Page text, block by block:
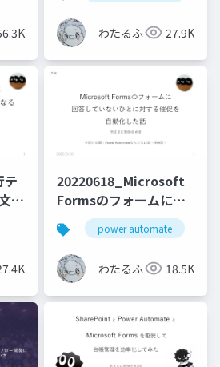
わたるふ 27.9K
テ
字
20220618_Microsoft
Formsのフォームに回
答していないひとに対
する催促を自動化した
話
power automate
わたるふ 18.5K